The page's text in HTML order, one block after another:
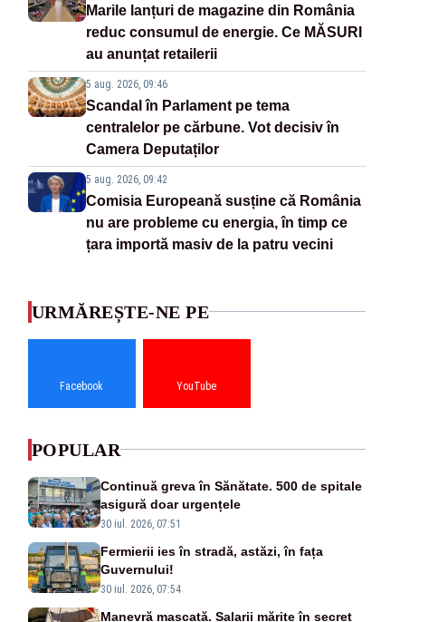
Marile lanțuri de magazine din România
reduc consumul de energie. Ce MĂSURI
au anunțat retailerii
5 aug. 2026, 09:46
Scandal în Parlament pe tema
centralelor pe cărbune. Vot decisiv în
Camera Deputaților
5 aug. 2026, 09:42
Comisia Europeană susține că România
nu are probleme cu energia, în timp ce
țara importă masiv de la patru vecini
URMĂREȘTE-NE PE
Facebook YouTube
POPULAR
Continuă greva în Sănătate. 500 de spitale
asigură doar urgențele
30 iul. 2026, 07:51
Fermierii ies în stradă, astăzi, în fața
Guvernului!
30 iul. 2026, 07:54
Manevră mascată. Salarii mărite în secret